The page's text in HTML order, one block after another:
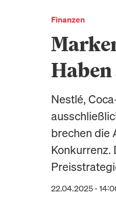
Finanzen
Nestlé,
brechen die
Konkurrenz.
22.04.2025 -